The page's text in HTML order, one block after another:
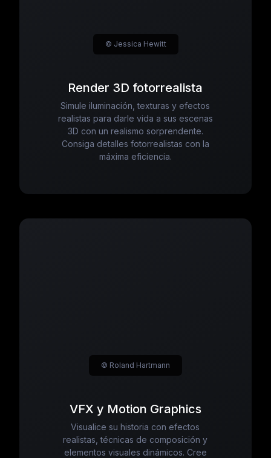
Render 3D fotorrealista
Simule iluminación, texturas y efectos
realistas para darle vida a sus escenas
3D con un realismo sorprendente.
Consiga detalles fotorrealistas con la
máxima eficiencia.
© Jessica Hewitt
VFX y Motion Graphics
Visualice su historia con efectos
realistas, técnicas de composición y
elementos visuales dinámicos. Cree
© Roland Hartmann